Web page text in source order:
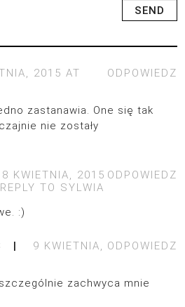
ODPOWIEDZ
2015 AT
zastanawia. One się tak
nie zostały
ODPOWIEDZ
8 KWIETNIA, 2015
REPLY TO SYLWIA
:)
ODPOWIEDZ
9 KWIETNIA,
zachwyca mnie